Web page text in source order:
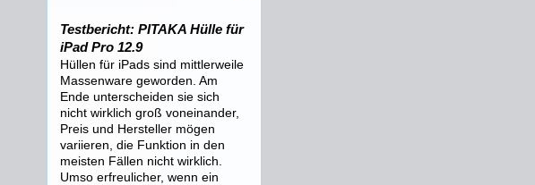
Testbericht: PITAKA Hülle für
iPad Pro 12.9
Hüllen für iPads sind mittlerweile
Massenware geworden. Am
Ende unterscheiden sie sich
nicht wirklich groß voneinander,
Preis und Hersteller mögen
variieren, die Funktion in den
meisten Fällen nicht wirklich.
Umso erfreulicher, wenn ein